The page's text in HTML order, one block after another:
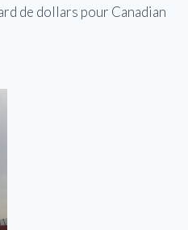
de dollars pour Canadian